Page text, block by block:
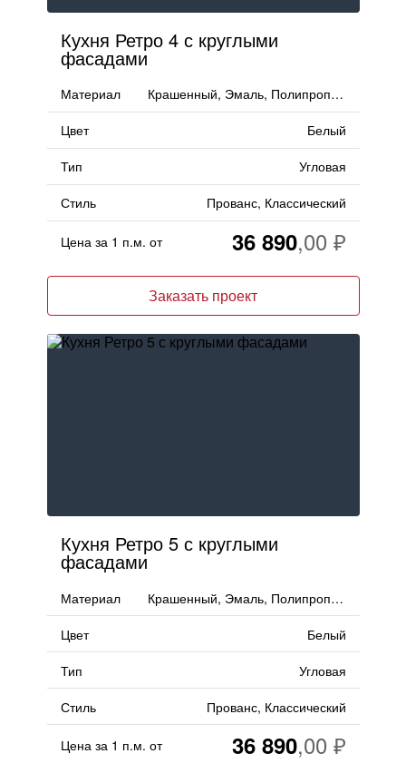
Кухня Ретро 4 с круглыми
фасадами
Материал
Крашенный, Эмаль, Полипропилен
Цвет
Белый
Тип
Угловая
Стиль
Прованс, Классический
Цена за 1 п.м. от 36 890
Заказать проект
Кухня Ретро 5 с круглыми
фасадами
Материал
Крашенный, Эмаль, Полипропилен
Цвет
Белый
Тип
Угловая
Стиль
Прованс, Классический
Цена за 1 п.м. от 36 890